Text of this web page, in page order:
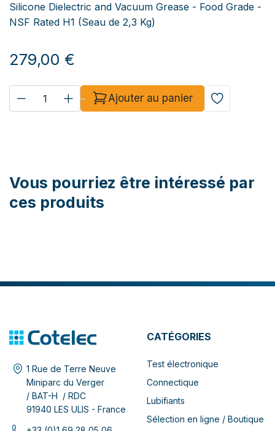
Silicone Dielectric and Vacuum Grease - Food Grade -
NSF Rated H1 (Seau de 2,3 Kg)
279,00 €
Ajouter au panier
Vous pourriez être intéressé par
ces produits
1 Rue de Terre Neuve
Miniparc du Verger
/ BAT-H / RDC
91940 LES ULIS - France
CATÉGORIES
Test électronique
Connectique
Lubifiants
Sélection en ligne / Boutique